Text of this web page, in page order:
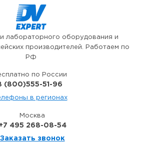
лабораторного оборудования и
производителей. Работаем по
РФ
по России
(800)555-51-96
в регионах
Москва
495 268-08-54
Заказать звонок